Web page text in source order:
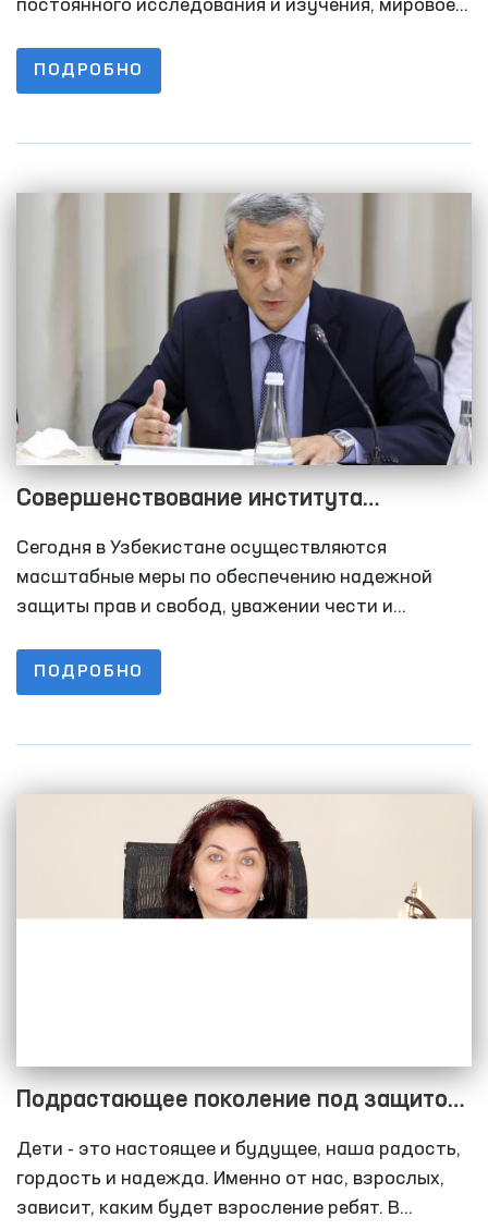
постоянного исследования и изучения, мировое
борьбе с этим пороком и над разработкой
обязательных норм на международном уровне.
ПОДРОБНО
Совершенствование института
Уполномоченного Олий Мажлиса по
правам человека (омбудсмана)
Сегодня в Узбекистане осуществляются
масштабные меры по обеспечению надежной
защиты прав и свобод, уважении чести и
увидеть в достигнутых за последние годы
высоких рубежах, повышении благосостояния
ПОДРОБНО
Подрастающее поколение под защитой
государства
Дети - это настоящее и будущее, наша радость,
гордость и надежда. Именно от нас, взрослых,
зависит, каким будет взросление ребят. В